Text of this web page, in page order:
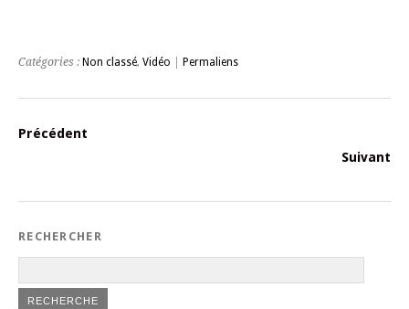
Catégories : Non classé, Vidéo Permaliens
Précédent
Suivant
RECHERCHER